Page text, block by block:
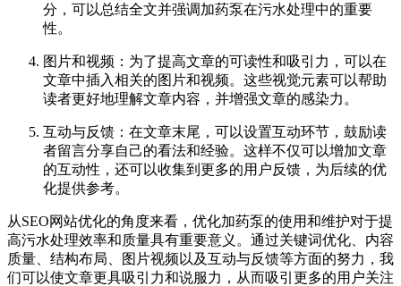
分，可以总结全文并强调加药泵在污水处理中的重要
性。
图片和视频：为了提高文章的可读性和吸引力，可以在
文章中插入相关的图片和视频。这些视觉元素可以帮助
读者更好地理解文章内容，并增强文章的感染力。
互动与反馈：在文章末尾，可以设置互动环节，鼓励读
者留言分享自己的看法和经验。这样不仅可以增加文章
的互动性，还可以收集到更多的用户反馈，为后续的优
化提供参考。
从SEO网站优化的角度来看，优化加药泵的使用和维护对于提
高污水处理效率和质量具有重要意义。通过关键词优化、内容
质量、结构布局、图片视频以及互动与反馈等方面的努力，我
们可以使文章更具吸引力和说服力，从而吸引更多的用户关注